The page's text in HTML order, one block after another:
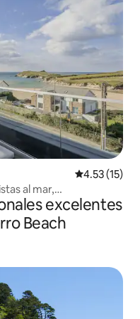
Calificación
4.53 (15)
al mar,
excelentes
Beach